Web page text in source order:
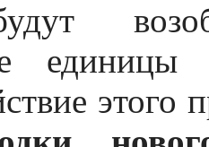
этого